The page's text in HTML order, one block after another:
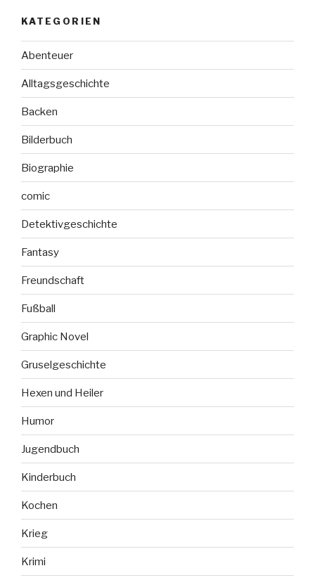
KATEGORIEN
Abenteuer
Alltagsgeschichte
Backen
Bilderbuch
Biographie
comic
Detektivgeschichte
Fantasy
Freundschaft
Fußball
Graphic Novel
Gruselgeschichte
Hexen und Heiler
Humor
Jugendbuch
Kinderbuch
Kochen
Krieg
Krimi